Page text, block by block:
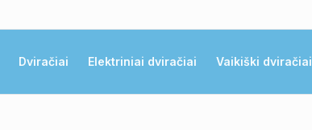
Dviračiai Elektriniai dviračiai Vaikiški dviračiai